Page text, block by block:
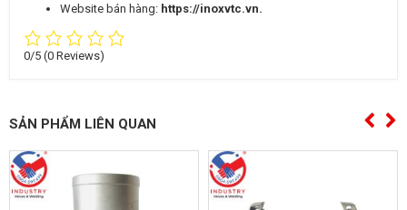
Website bán hàng: https://inoxvtc.vn.
0/5 (0 Reviews)
SẢN PHẨM LIÊN QUAN